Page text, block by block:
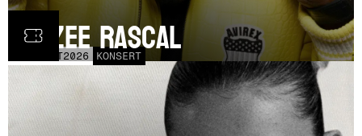
OCT2026 KONSERT
Dizzee Rascal